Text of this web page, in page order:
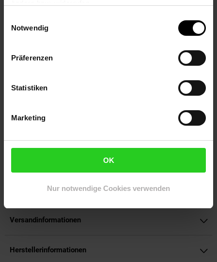
Notwendig
Präferenzen
Statistiken
Marketing
OK
Nur notwendige Cookies verwenden
Abmessungen und Klappfunktion. Genial klein, genial einfach!
Kleine Küche und Gourmet-Momente mit den WG-
schneidest du dir deine aromatischen Lieblings-Cuts jetzt
überall, wo DU gerade bist! Egal ob in der kleinen Küche
Der MYtiny ist einer der kompaktesten Allesschneider der Welt
Artikel gehört zur Kategorie:Weitere Küchenkleingeräte
Versandinformationen
Herstellerinformationen